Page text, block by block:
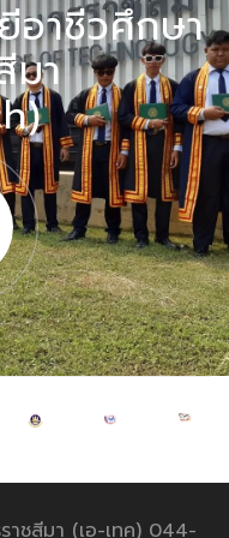
อาชีวศึกษา
มา
าชสีมา (เอ-เทค) 044-